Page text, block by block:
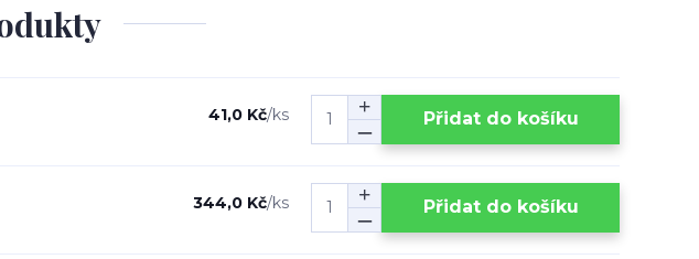
41,0 Kč/ks Přidat do košíku
344,0 Kč/ks Přidat do košíku